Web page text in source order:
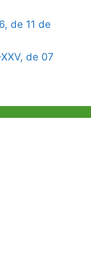
de 11 de
de 07